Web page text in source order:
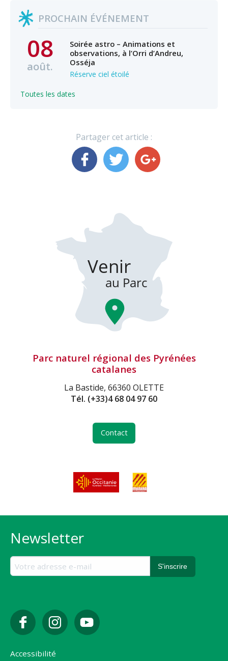
PROCHAIN ÉVÉNEMENT
08
août.
Soirée astro – Animations et
observations, à l’Orri d’Andreu,
Osséja
Réserve ciel étoilé
Toutes les dates
Partager cet article :
Parc naturel régional des Pyrénées
catalanes
La Bastide, 66360 OLETTE
Tél. (+33)4 68 04 97 60
Contact
Newsletter
Accessibilité